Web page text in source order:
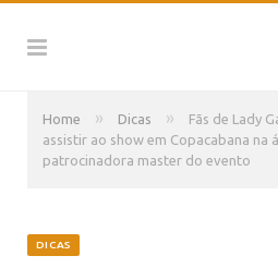
Home » Dicas »
Fãs de Lady
assistir ao show em Copacabana na
patrocinadora master do evento
DICAS